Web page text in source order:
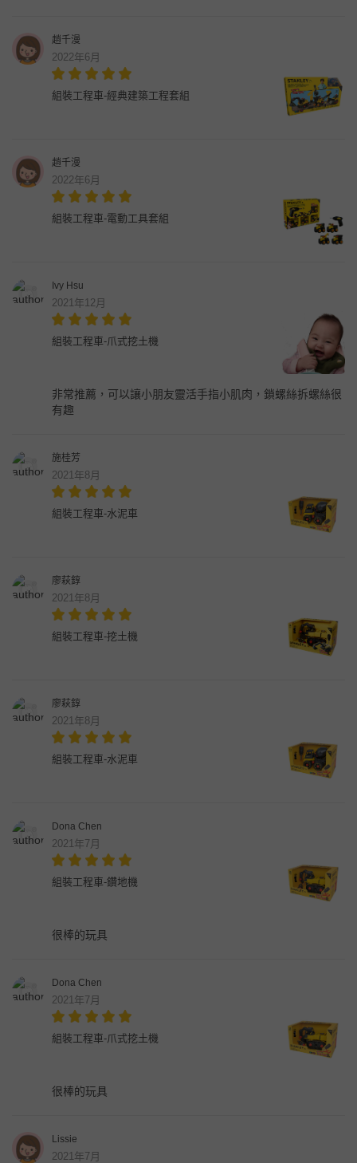
趙千漫
2022年6月
組裝工程車-經典建築工程套組
趙千漫
2022年6月
組裝工程車-電動工具套組
Ivy Hsu
2021年12月
組裝工程車-爪式挖土機
非常推薦，可以讓小朋友靈活手指小肌肉，鎖螺絲拆螺絲很
有趣
施桂芳
2021年8月
組裝工程車-水泥車
廖萩錞
2021年8月
組裝工程車-挖土機
廖萩錞
2021年8月
組裝工程車-水泥車
Dona Chen
2021年7月
組裝工程車-鑽地機
很棒的玩具
Dona Chen
2021年7月
組裝工程車-爪式挖土機
很棒的玩具
Lissie
2021年7月